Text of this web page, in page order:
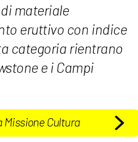
materiale
eruttivo con indice
categoria rientrano
e i Campi
Missione Cultura